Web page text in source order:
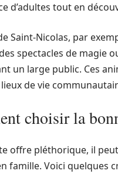
d’adultes tout en
Saint-Nicolas, par
spectacles de magie
un large public. Ces
de vie
choisir la
offre pléthorique, il
famille. Voici quelques